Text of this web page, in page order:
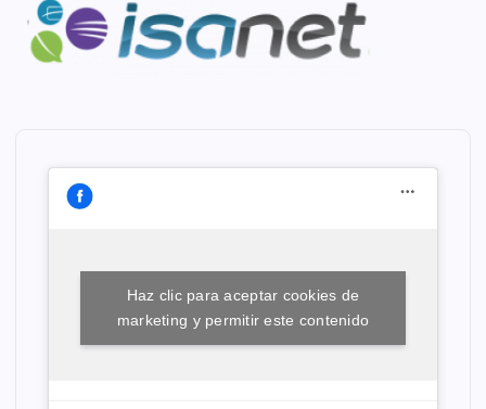
Haz clic para aceptar cookies de
marketing y permitir este contenido